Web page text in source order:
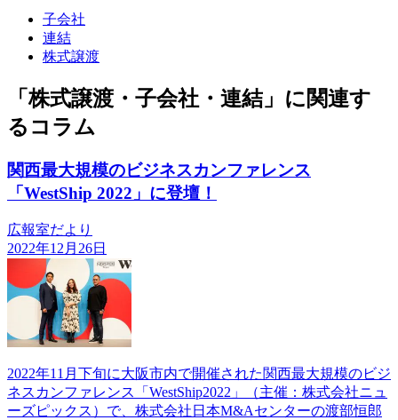
子会社
連結
株式譲渡
「株式譲渡・子会社・連結」に関連す
るコラム
関西最大規模のビジネスカンファレンス
「WestShip 2022」に登壇！
広報室だより
2022年12月26日
2022年11月下旬に大阪市内で開催された関西最大規模のビジ
ネスカンファレンス「WestShip2022」（主催：株式会社ニュ
ーズピックス）で、株式会社日本M&Aセンターの渡部恒郎